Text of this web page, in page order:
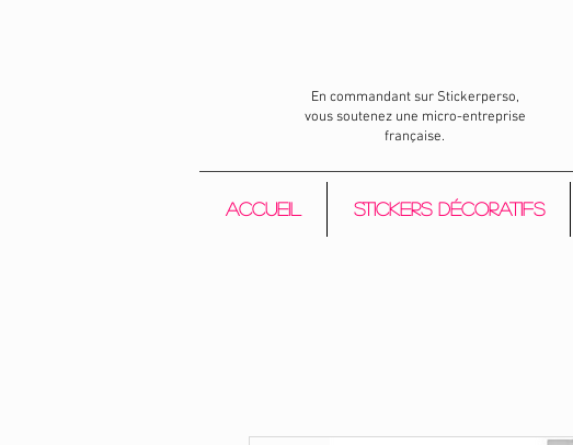
En commandant sur Stickerperso,
vous soutenez une micro-entreprise
française.
Accueil Stickers décoratifs